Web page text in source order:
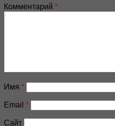
Комментарий *
Имя *
Email *
Сайт